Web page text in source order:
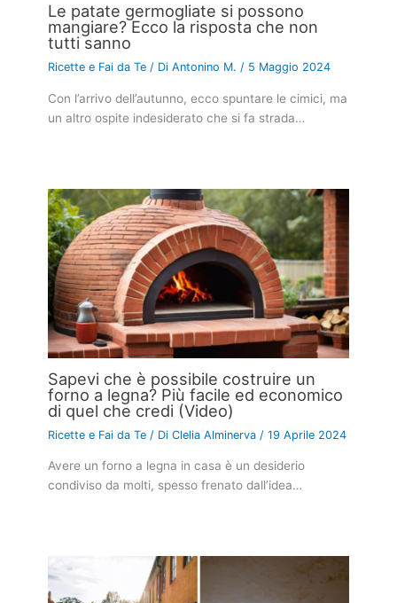
Le patate germogliate si possono
mangiare? Ecco la risposta che non
tutti sanno
Ricette e Fai da Te / DiAntonino M./ 5 Maggio 2024
Con l’arrivo dell’autunno, ecco spuntare le cimici, ma
un altro ospite indesiderato che si fa strada…
Sapevi che è possibile costruire un
forno a legna? Più facile ed economico
di quel che credi (Video)
Ricette e Fai da Te / DiClelia Alminerva /19 Aprile 2024
Avere un forno a legna in casa è un desiderio
condiviso da molti, spesso frenato dall’idea…